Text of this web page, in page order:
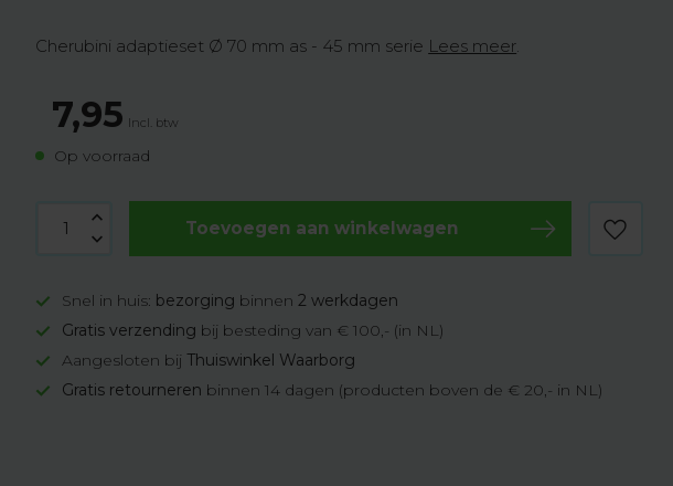
Cherubini adaptieset Ø 70 mm as - 45 mm serie Lees meer.
7,95 Incl. btw
Op voorraad
Toevoegen aan winkelwagen
Snel in huis: bezorging binnen2 werkdagen
Gratis verzending bij besteding van € 100,- (in NL)
Aangesloten bijThuiswinkel Waarborg
Gratis retourneren binnen 14 dagen (producten boven de € 20,- in NL)